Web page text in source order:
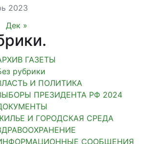
2023
Дек »
.
ГАЗЕТЫ
рубрики
И ПОЛИТИКА
ПРЕЗИДЕНТА РФ 2024
И ГОРОДСКАЯ СРЕДА
СООБЩЕНИЯ